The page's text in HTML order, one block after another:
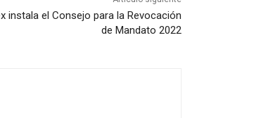
instala el Consejo para la Revocación
de Mandato 2022